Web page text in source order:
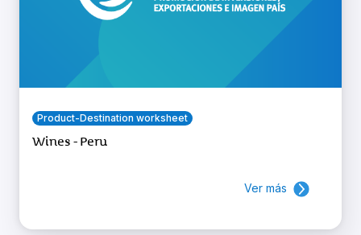
Product-Destination worksheet
Wines - Peru
Ver más